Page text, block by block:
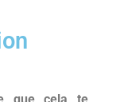
que cela te